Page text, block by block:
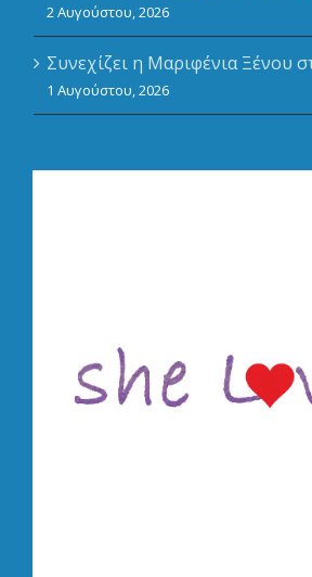
2 Αυγούστου, 2026
Συνεχίζει η Μαριφένια Ξένου
1 Αυγούστου, 2026